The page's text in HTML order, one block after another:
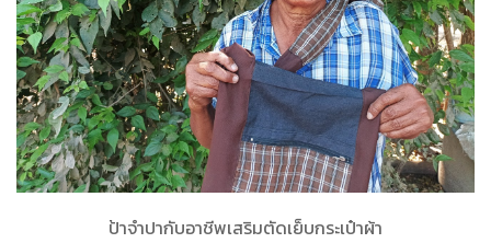
ป้าจำปากับอาชีพเสริมตัดเย็บกระเป๋าผ้า